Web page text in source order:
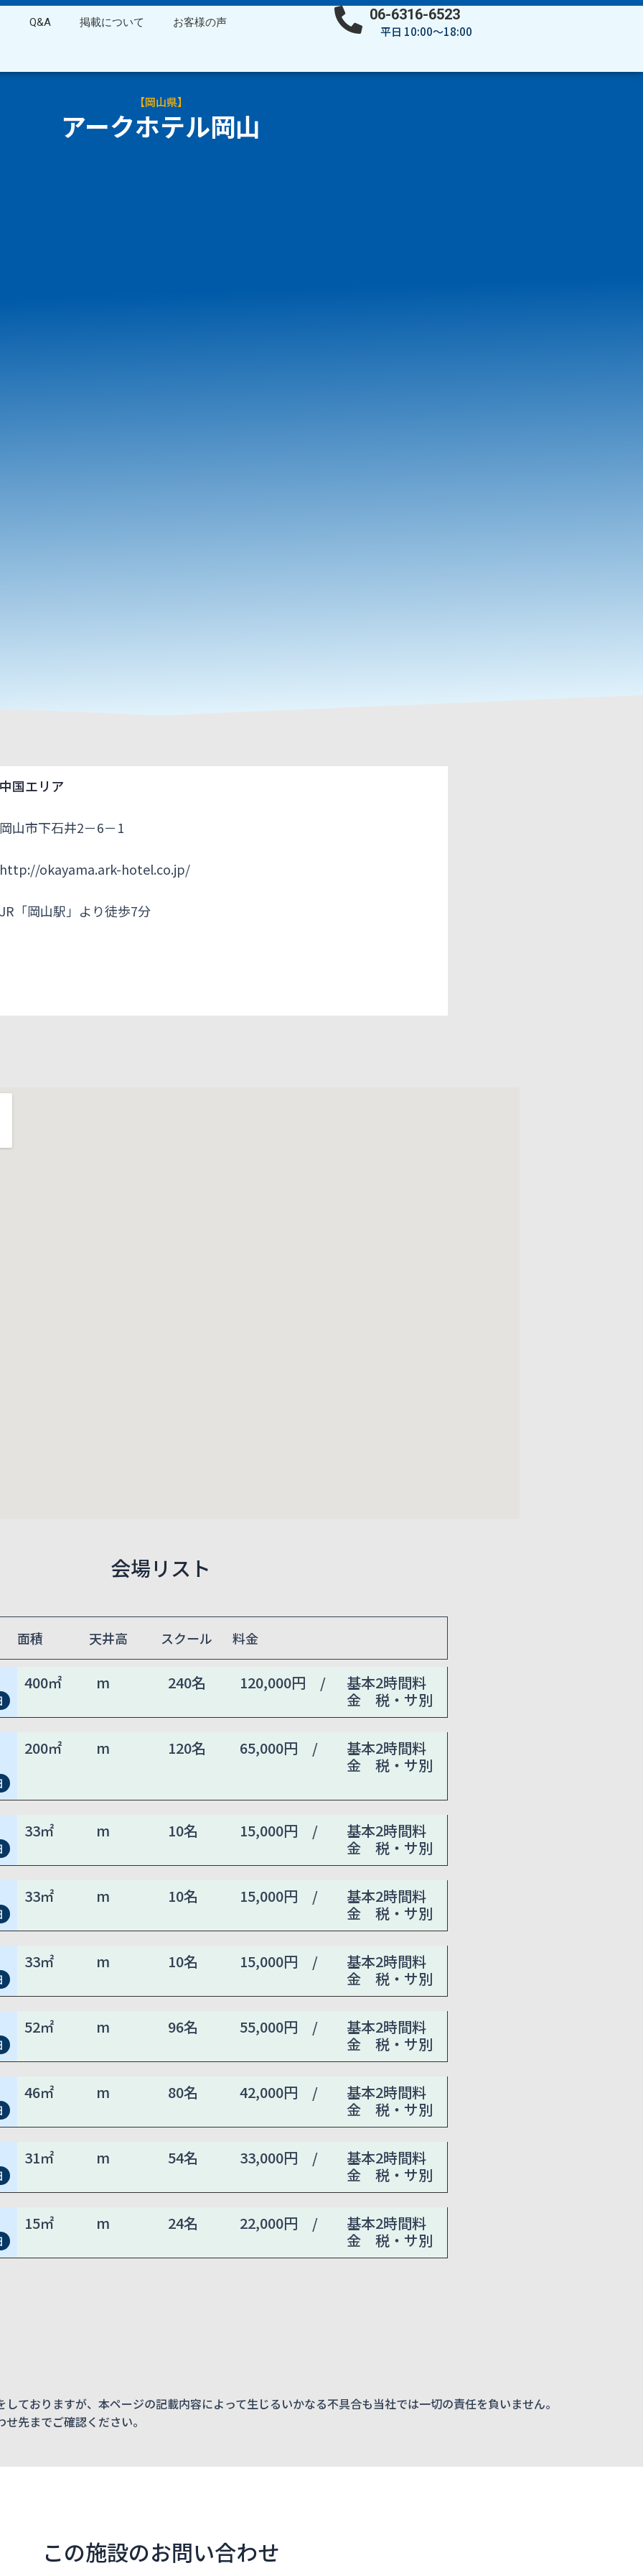
Q&A 掲載について お客様の声 06-6316-6523
平日 10:00～18:00
【岡山県】
アークホテル岡山
中国エリア
岡山市下石井2－6－1
http://okayama.ark-hotel.co.jp/
JR「岡山駅」より徒歩7分
会場リスト
面積 天井高 スクール 料金
400㎡ m 240名 120,000円 /
基本2時間料
金 税・サ別
200㎡ m 120名 65,000円 /
基本2時間料
金 税・サ別
33㎡ m 10名 15,000円 /
基本2時間料
金 税・サ別
33㎡ m 10名 15,000円 /
基本2時間料
金 税・サ別
33㎡ m 10名 15,000円 /
基本2時間料
金 税・サ別
52㎡ m 96名 55,000円 /
基本2時間料
金 税・サ別
46㎡ m 80名 42,000円 /
基本2時間料
金 税・サ別
31㎡ m 54名 33,000円 /
基本2時間料
金 税・サ別
15㎡ m 24名 22,000円 /
基本2時間料
金 税・サ別
ておりますが、本ページの記載内容によって生じるいかなる不具合も当社では一切の責任を負いません。
先までご確認ください。
この施設のお問い合わせ